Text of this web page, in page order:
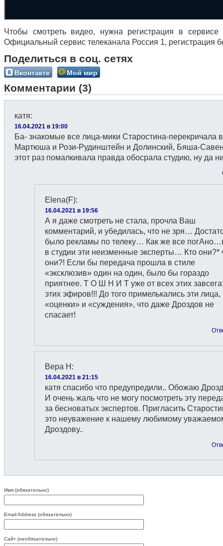
Чтобы смотреть видео, нужна регистрация в сервисе
Официальный сервис телеканала Россия 1, регистрация
Поделиться в соц. сетях
Вконтакте Мой мир
Комментарии (3)
катя:
16.04.2021 в 19:00
Ба- знакомые все лица-мики Старостина-перекричала
Мартюша и Рози-Рудинштейн и Долинский, Бяша-
этот раз помалкивала правда обосрала студию, ну да
Elena(F):
16.04.2021 в 19:56
А я даже смотреть не стала, прочла Ваш
комментарий, и убедилась, что не зря…
было рекламы по телеку… Как же все
в студии эти неизменные эксперты… Кто они?*
они?! Если бы передача прошла в стиле
«эксклюзив» один на один, было бы гораздо
приятнее. Т О Ш Н И Т уже от всех этих
этих эфиров!!! До того примелькались эти лица,
«оценки» и «суждения», что даже Дроздов не
спасает!
Вера Н :
16.04.2021 в 21:15
катя спасибо что предупредили.. Обожаю
И очень жаль что не могу посмотреть эту
за бесноватых экспертов. Пригласить
это неуважение к нашему любимому
Дроздову..
Имя (обязательно)
Email Address (обязательно)
Сайт (необязательно)